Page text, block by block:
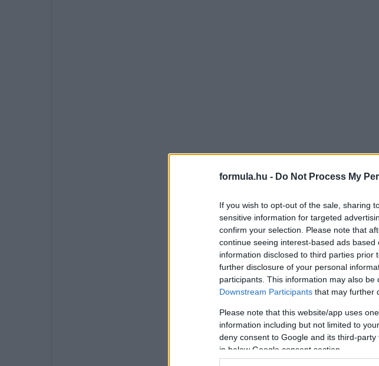
formula.hu - Do Not Process My
If you wish to opt-out of the sale, sharing
sensitive information for targeted
confirm your selection. Please note that
continue seeing interest-based ads
information disclosed to third parties
further disclosure of your personal
participants. This information may also
Downstream Participants that may further
Please note that this website/app uses
information including but not limited to
deny consent to Google and its third-
in below Google consent section.